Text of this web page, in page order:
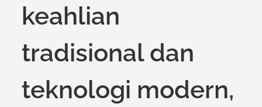
keahlian
tradisional dan
teknologi modern,